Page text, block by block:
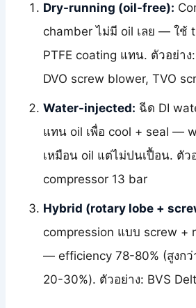
Dry-running (oil-free):
chamber ไม่มี oil เลย — ใช้
PTFE coating แทน. ตัวอย่าง
DVO screw blower, TVO
Water-injected: ฉีด DI
แทน oil เพื่อ cool + seal —
เหมือน oil แต่ไม่ปนเปื้อน. ตัว
compressor 13 bar
Hybrid (rotary lobe +
compression แบบ screw +
— efficiency 78-80% (สูงก
20-30%). ตัวอย่าง: BVS